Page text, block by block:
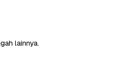
lainnya.